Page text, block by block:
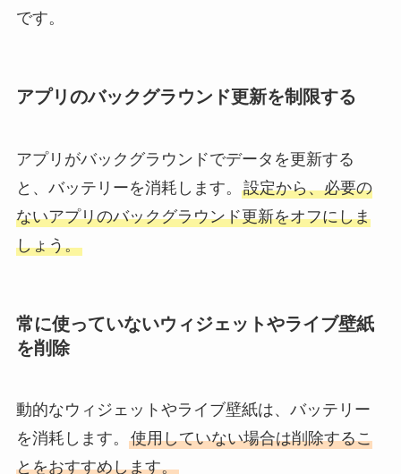
です。
アプリのバックグラウンド更新を制限する
アプリがバックグラウンドでデータを更新する
と、バッテリーを消耗します。 設定から、必要の
ないアプリのバックグラウンド更新をオフにしま
しょう。
常に使っていないウィジェットやライブ壁紙
を削除
動的なウィジェットやライブ壁紙は、バッテリー
を消耗します。 使用していない場合は削除するこ
とをおすすめします。